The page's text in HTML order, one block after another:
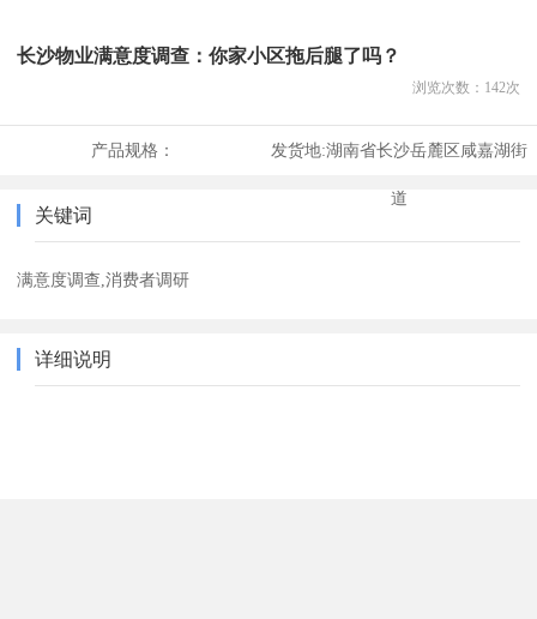
长沙物业满意度调查：你家小区拖后腿了吗？
浏览次数： 142次
产品规格： 发货地:湖南省长沙岳麓区咸嘉湖街
道
关键词
满意度调查,消费者调研
详细说明